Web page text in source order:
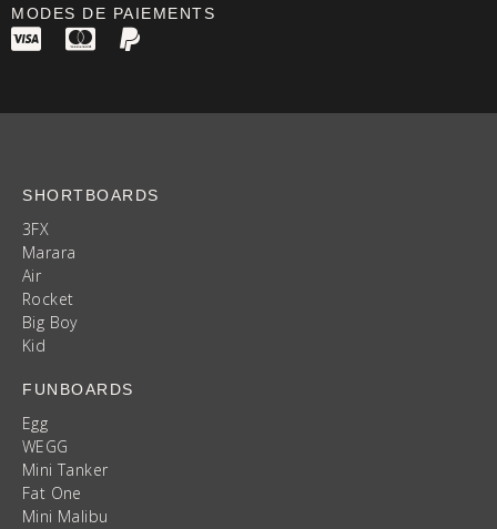
MODES DE PAIEMENTS
SHORTBOARDS
3FX
Marara
Air
Rocket
Big Boy
Kid
FUNBOARDS
Egg
WEGG
Mini Tanker
Fat One
Mini Malibu